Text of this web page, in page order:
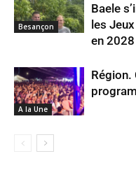
Besançon
Baele
les
en 2028
A la Une
Région.